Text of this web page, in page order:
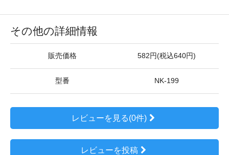
その他の詳細情報
販売価格 582円(税込640円)
型番 NK-199
レビューを見る(0件)
レビューを投稿